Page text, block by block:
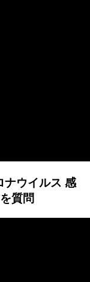
ナウイルス 感
質問